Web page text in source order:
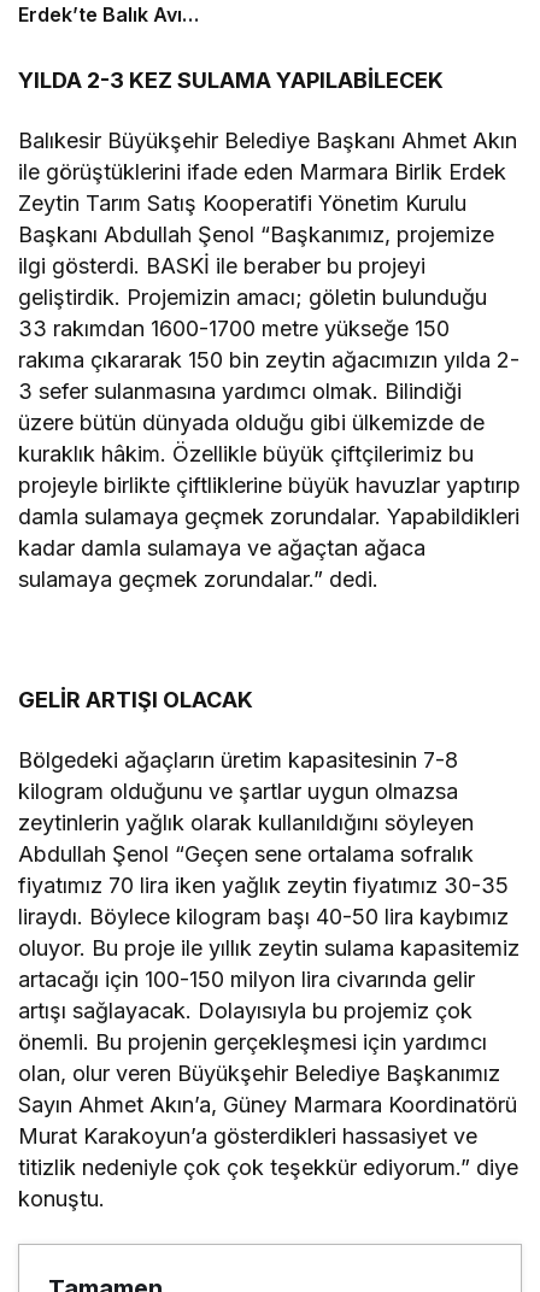
Erdek’te Balık Avı
Bismillah” ile Açtı
YILDA 2-3 KEZ SULAMA YAPILABİLECEK
Balıkesir Büyükşehir Belediye Başkanı Ahmet Akın
ile görüştüklerini ifade eden Marmara Birlik Erdek
Zeytin Tarım Satış Kooperatifi Yönetim Kurulu
Başkanı Abdullah Şenol “Başkanımız, projemize
ilgi gösterdi. BASKİ ile beraber bu projeyi
geliştirdik. Projemizin amacı; göletin bulunduğu
33 rakımdan 1600-1700 metre yükseğe 150
rakıma çıkararak 150 bin zeytin ağacımızın yılda 2-
3 sefer sulanmasına yardımcı olmak. Bilindiği
üzere bütün dünyada olduğu gibi ülkemizde de
kuraklık hâkim. Özellikle büyük çiftçilerimiz bu
projeyle birlikte çiftliklerine büyük havuzlar yaptırıp
damla sulamaya geçmek zorundalar. Yapabildikleri
kadar damla sulamaya ve ağaçtan ağaca
sulamaya geçmek zorundalar.” dedi.
GELİR ARTIŞI OLACAK
Bölgedeki ağaçların üretim kapasitesinin 7-8
kilogram olduğunu ve şartlar uygun olmazsa
zeytinlerin yağlık olarak kullanıldığını söyleyen
Abdullah Şenol “Geçen sene ortalama sofralık
fiyatımız 70 lira iken yağlık zeytin fiyatımız 30-35
liraydı. Böylece kilogram başı 40-50 lira kaybımız
oluyor. Bu proje ile yıllık zeytin sulama kapasitemiz
artacağı için 100-150 milyon lira civarında gelir
artışı sağlayacak. Dolayısıyla bu projemiz çok
önemli. Bu projenin gerçekleşmesi için yardımcı
olan, olur veren Büyükşehir Belediye Başkanımız
Sayın Ahmet Akın’a, Güney Marmara Koordinatörü
Murat Karakoyun’a gösterdikleri hassasiyet ve
titizlik nedeniyle çok çok teşekkür ediyorum.” diye
konuştu.